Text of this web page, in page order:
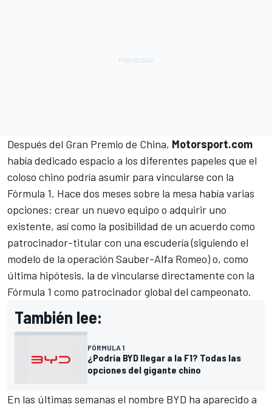
Después del Gran Premio de China, Motorsport.com
había dedicado espacio a los diferentes papeles que el
coloso chino podría asumir para vincularse con la
Fórmula 1. Hace dos meses sobre la mesa había varias
opciones: crear un nuevo equipo o adquirir uno
existente, así como la posibilidad de un acuerdo como
patrocinador-titular con una escudería (siguiendo el
modelo de la operación Sauber-Alfa Romeo) o, como
última hipótesis, la de vincularse directamente con la
Fórmula 1 como patrocinador global del campeonato.
También lee:
FÓRMULA 1
¿Podría BYD llegar a la F1? Todas las
opciones del gigante chino
En las últimas semanas el nombre BYD ha aparecido a